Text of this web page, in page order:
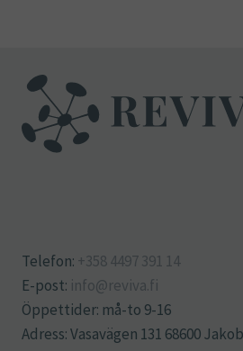
Telefon: +358 4497 391 14
E-post: info@reviva.fi
Öppettider: må-to 9-16
Adress: Vasavägen 131 68600